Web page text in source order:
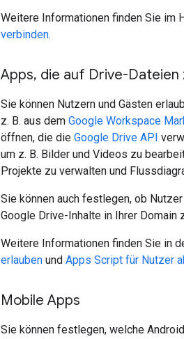
Weitere Informationen finden Sie im
verbinden.
Apps, die auf Drive-Dateien
Sie können Nutzern und Gästen
z. B. aus dem Google Workspace
öffnen, die die Google Drive API
um z. B. Bilder und Videos zu
Projekte zu verwalten und
Sie können auch festlegen, ob
Google Drive-Inhalte in Ihrer Domain
Weitere Informationen finden Sie in
erlauben und Apps Script für Nutzer
Mobile Apps
Sie können festlegen, welche